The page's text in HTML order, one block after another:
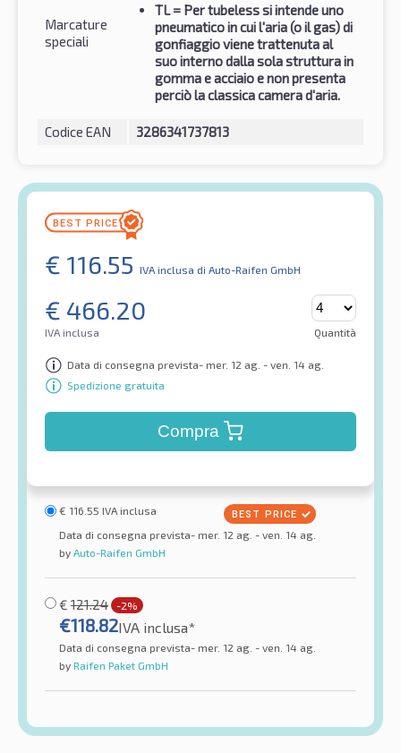
Marcature
speciali
TL = Per tubeless si intende uno
pneumatico in cui l'aria (o il gas) di
gonfiaggio viene trattenuta al
suo interno dalla sola struttura in
gomma e acciaio e non presenta
perciò la classica camera d'aria.
Codice EAN 3286341737813
€ 116.55 IVA inclusa di Auto-Raifen GmbH
€ 466.20
IVA inclusa Quantità
Data di consegna prevista- mer. 12 ag. - ven. 14 ag.
Spedizione gratuita
Compra
€ 116.55 IVA inclusa
Data di consegna prevista- mer. 12 ag. - ven. 14 ag.
by Auto-Raifen GmbH
€ 121.24 -2%
€118.82IVA inclusa*
Data di consegna prevista- mer. 12 ag. - ven. 14 ag.
by Raifen Paket GmbH